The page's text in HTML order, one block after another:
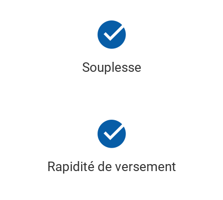
Souplesse
Rapidité de versement